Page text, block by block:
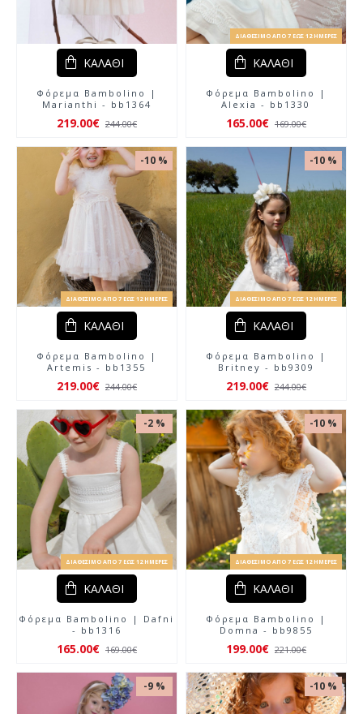
Φόρεμα Bambolino |
Marianthi - bb1364
219.00€ 244.00€
ΚΑΛΆΘΙ
ΔΙΑΘΈΣΙΜΟ ΑΠΌ 7 ΈΩΣ 12 ΗΜΈΡΕΣ
Φόρεμα Bambolino |
Alexia - bb1330
165.00€ 169.00€
ΚΑΛΆΘΙ
-10 %
ΔΙΑΘΈΣΙΜΟ ΑΠΌ 7 ΈΩΣ 12 ΗΜΈΡΕΣ
Φόρεμα Bambolino |
Artemis - bb1355
219.00€ 244.00€
ΚΑΛΆΘΙ
-10 %
ΔΙΑΘΈΣΙΜΟ ΑΠΌ 7 ΈΩΣ 12 ΗΜΈΡΕΣ
Φόρεμα Bambolino |
Britney - bb9309
219.00€ 244.00€
ΚΑΛΆΘΙ
-2 %
ΔΙΑΘΈΣΙΜΟ ΑΠΌ 7 ΈΩΣ 12 ΗΜΈΡΕΣ
Φόρεμα Bambolino | Dafni
- bb1316
165.00€ 169.00€
ΚΑΛΆΘΙ
-10 %
ΔΙΑΘΈΣΙΜΟ ΑΠΌ 7 ΈΩΣ 12 ΗΜΈΡΕΣ
Φόρεμα Bambolino |
Domna - bb9855
199.00€ 221.00€
ΚΑΛΆΘΙ
-9 % -10 %